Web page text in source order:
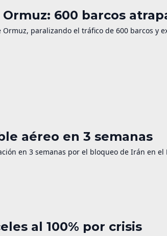
600 barcos
paralizando el tráfico de 600 barcos y
aéreo en 3 semanas
en 3 semanas por el bloqueo de Irán en el
al 100% por crisis